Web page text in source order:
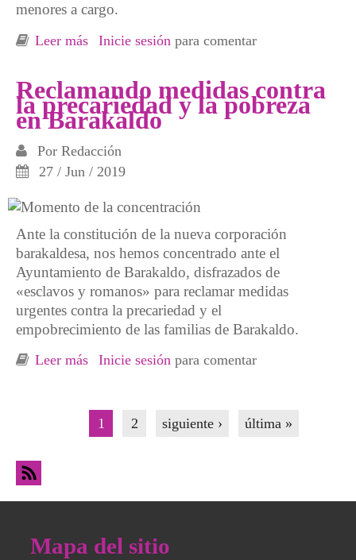
menores a cargo.
Leer más sobre Lanbide vulnera derechos con sus
Inicie sesión para comentar
Reclamando medidas contra
la precariedad y la pobreza
en Barakaldo
Por Redacción
27 / Jun / 2019
Ante la constitución de la nueva corporación
barakaldesa, nos hemos concentrado ante el
Ayuntamiento de Barakaldo, disfrazados de
«esclavos y romanos» para reclamar medidas
urgentes contra la precariedad y el
empobrecimiento de las familias de Barakaldo.
Leer más sobre Reclamando medidas contra la
Inicie sesión para comentar
Páginas1 2 siguiente › última »
Mapa del sitio